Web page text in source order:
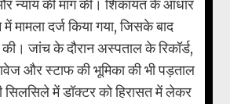
न्याय की मांग की। शिकायत के आधार
मामला दर्ज किया गया, जिसके बाद
जांच के दौरान अस्पताल के रिकॉर्ड,
और स्टाफ की भूमिका की भी पड़ताल
सिलसिले में डॉक्टर को हिरासत में लेकर